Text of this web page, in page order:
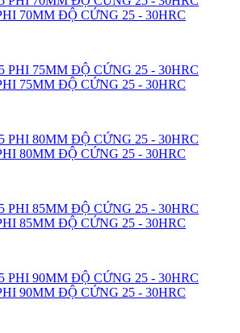
70MM ĐỘ CỨNG 25 - 30HRC
75MM ĐỘ CỨNG 25 - 30HRC
80MM ĐỘ CỨNG 25 - 30HRC
85MM ĐỘ CỨNG 25 - 30HRC
90MM ĐỘ CỨNG 25 - 30HRC